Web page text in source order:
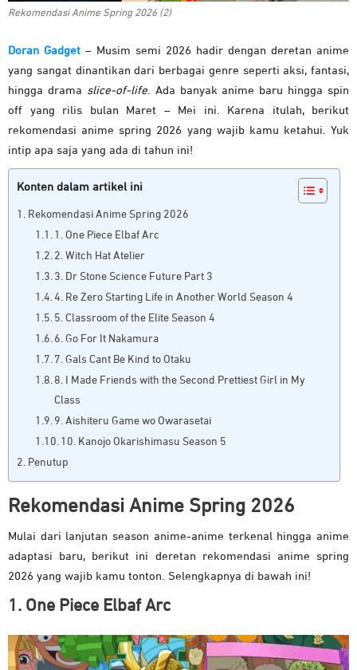
Rekomendasi Anime Spring 2026 (2)
Doran Gadget – Musim semi 2026 hadir dengan deretan anime
yang sangat dinantikan dari berbagai genre seperti aksi, fantasi,
hingga drama slice-of-life. Ada banyak anime baru hingga spin
off yang rilis bulan Maret – Mei ini. Karena itulah, berikut
rekomendasi anime spring 2026 yang wajib kamu ketahui. Yuk
intip apa saja yang ada di tahun ini!
Konten dalam artikel ini
Rekomendasi Anime Spring 2026
1. One Piece Elbaf Arc
2. Witch Hat Atelier
3. Dr Stone Science Future Part 3
4. Re Zero Starting Life in Another World Season 4
5. Classroom of the Elite Season 4
6. Go For It Nakamura
7. Gals Cant Be Kind to Otaku
8. I Made Friends with the Second Prettiest Girl in My
Class
9. Aishiteru Game wo Owarasetai
10. Kanojo Okarishimasu Season 5
Penutup
Rekomendasi Anime Spring 2026
Mulai dari lanjutan season anime-anime terkenal hingga anime
adaptasi baru, berikut ini deretan rekomendasi anime spring
2026 yang wajib kamu tonton. Selengkapnya di bawah ini!
1. One Piece Elbaf Arc